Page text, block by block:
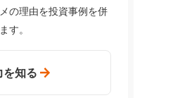
の理由を投資事例を併
す。
を知る